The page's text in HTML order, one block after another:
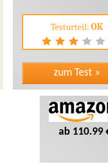
Testurteil: OK
ab 110.99